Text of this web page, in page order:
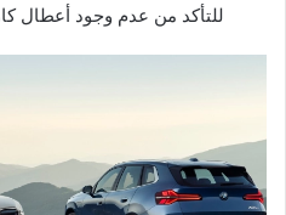
للتأكد من عدم وجود أعطال